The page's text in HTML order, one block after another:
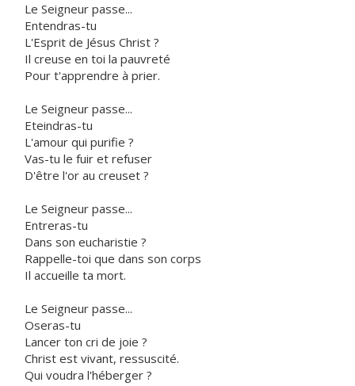
Le Seigneur passe...
Entendras-tu
L'Esprit de Jésus Christ ?
Il creuse en toi la pauvreté
Pour t'apprendre à prier.
Le Seigneur passe...
Eteindras-tu
L'amour qui purifie ?
Vas-tu le fuir et refuser
D'être l'or au creuset ?
Le Seigneur passe...
Entreras-tu
Dans son eucharistie ?
Rappelle-toi que dans son corps
Il accueille ta mort.
Le Seigneur passe...
Oseras-tu
Lancer ton cri de joie ?
Christ est vivant, ressuscité.
Qui voudra l'héberger ?